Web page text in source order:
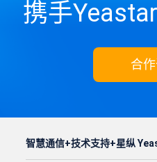
携手
合
智慧通信 技术支持 星纵